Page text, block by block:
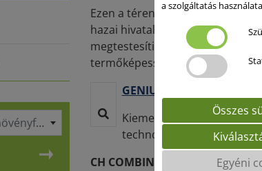
kérem válasszon növényfajt
Ezen a téren a SAATEN-UNION
hazai hivatalos fajtakísérletek,
megtestesítik mindazon
termőképesség és a minőség
GENIUS
Kiemelkedő minőségű és
technológiákhoz
CH COMBIN
a szolgáltatás
Összes
Egyéni